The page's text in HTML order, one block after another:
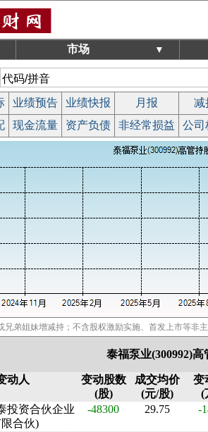
市场 ▼
业绩预告 业绩快报 月报
减
现金流量 资产负债 非经常损益 公司
兄弟姐妹增减持；不含股权激励实施、首发上市等非
泰福泵业(300992)
动人
变动股数
(股)
成交均价
(元/股)
变
(
投资合伙企业
合伙)
-48300 29.75 -